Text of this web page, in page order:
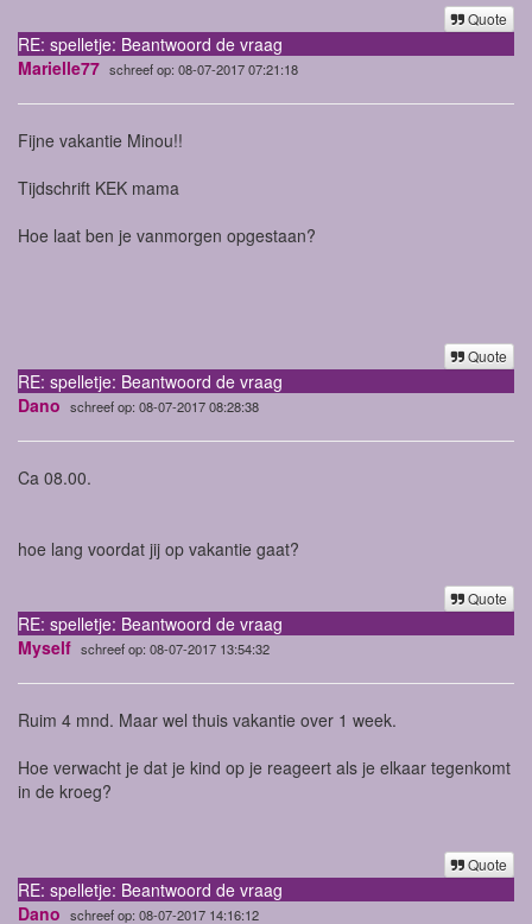
Quote
RE: spelletje: Beantwoord de vraag
Marielle77 schreef op: 08-07-2017 07:21:18
Fijne vakantie Minou!!
Tijdschrift KEK mama
Hoe laat ben je vanmorgen opgestaan?
Quote
RE: spelletje: Beantwoord de vraag
Dano schreef op: 08-07-2017 08:28:38
Ca 08.00.
hoe lang voordat jij op vakantie gaat?
Quote
RE: spelletje: Beantwoord de vraag
Myself schreef op: 08-07-2017 13:54:32
Ruim 4 mnd. Maar wel thuis vakantie over 1 week.
Hoe verwacht je dat je kind op je reageert als je elkaar tegenkomt
in de kroeg?
Quote
RE: spelletje: Beantwoord de vraag
Dano schreef op: 08-07-2017 14:16:12